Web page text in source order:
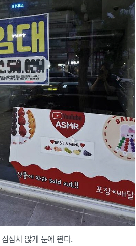
심치 않게 눈에 띈다.